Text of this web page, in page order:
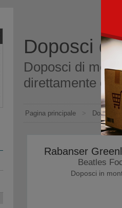
Doposci di
Doposci di
direttamente
Pagina principale > Doposci
Rabanser
Beatles
Doposci in